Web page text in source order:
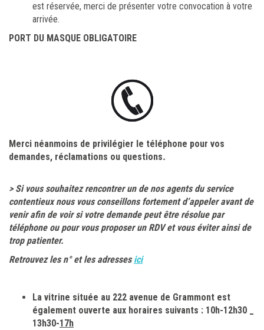
est réservée, merci de présenter votre convocation à votre
arrivée.
PORT DU MASQUE OBLIGATOIRE
Merci néanmoins de privilégier le téléphone pour vos
demandes, réclamations ou questions.
> Si vous souhaitez rencontrer un de nos agents du service
contentieux nous vous conseillons fortement d’appeler avant de
venir afin de voir si votre demande peut être résolue par
téléphone ou pour vous proposer un RDV et vous éviter ainsi de
trop patienter.
Retrouvez les n° et les adressesici
La vitrine située au 222 avenue de Grammont est
également ouverte aux horaires suivants : 10h-12h30 _
13h30-17h